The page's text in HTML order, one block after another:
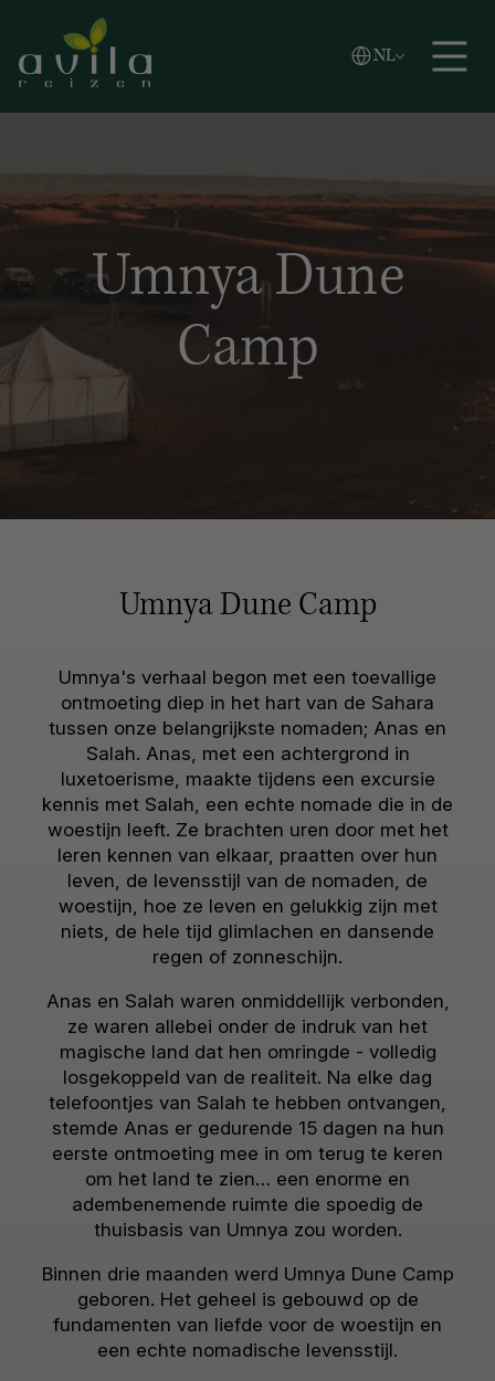
Zoeken
NL
Vlaams
English
Umnya Dune
Camp
Umnya Dune Camp
Umnya's verhaal begon met een toevallige
ontmoeting diep in het hart van de Sahara
tussen onze belangrijkste nomaden; Anas en
Salah. Anas, met een achtergrond in
luxetoerisme, maakte tijdens een excursie
kennis met Salah, een echte nomade die in de
woestijn leeft. Ze brachten uren door met het
leren kennen van elkaar, praatten over hun
leven, de levensstijl van de nomaden, de
woestijn, hoe ze leven en gelukkig zijn met
niets, de hele tijd glimlachen en dansende
regen of zonneschijn.
Anas en Salah waren onmiddellijk verbonden,
ze waren allebei onder de indruk van het
magische land dat hen omringde - volledig
losgekoppeld van de realiteit. Na elke dag
telefoontjes van Salah te hebben ontvangen,
stemde Anas er gedurende 15 dagen na hun
eerste ontmoeting mee in om terug te keren
om het land te zien… een enorme en
adembenemende ruimte die spoedig de
thuisbasis van Umnya zou worden.
Binnen drie maanden werd Umnya Dune Camp
geboren. Het geheel is gebouwd op de
fundamenten van liefde voor de woestijn en
een echte nomadische levensstijl.